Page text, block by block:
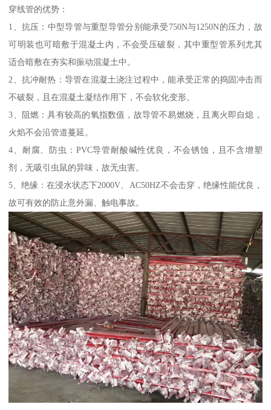
穿线管的优势：
1、抗压：中型导管与重型导管分别能承受750N与1250N的压力，故
可明装也可暗敷于混凝土内，不会受压破裂，其中重型管系列尤其
适合暗敷在夯实和振动混凝土中。
2、抗冲耐热：导管在混凝土浇注过程中，能承受正常的捣固冲击而
不破裂，且在混凝土凝结作用下，不会软化变形。
3、阻燃：具有较高的氧指数值，故导管不易燃烧，且离火即自熄，
火焰不会沿管道蔓延。
4、耐腐、防虫：PVC导管耐酸碱性优良，不会锈蚀，且不含增塑
剂，无吸引虫鼠的异味，故无虫害。
5、绝缘：在浸水状态下2000V、AC50HZ不会击穿，绝缘性能优良，
故可有效的防止意外漏、触电事故。